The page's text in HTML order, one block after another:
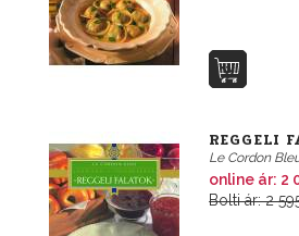
REGGELI
Le Cordon
online ár: 2
Bolti ár: 2